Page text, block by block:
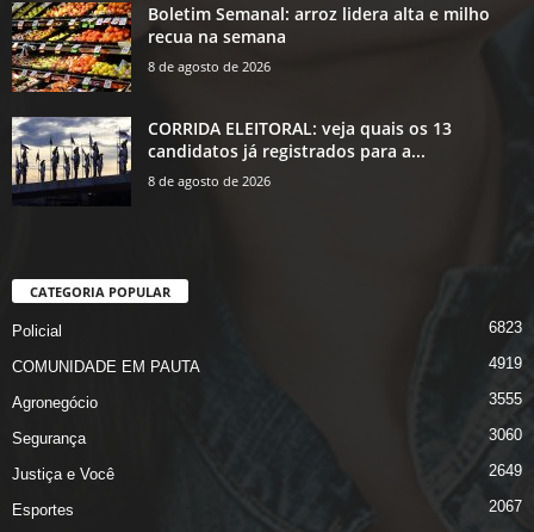
Boletim Semanal: arroz lidera alta e milho
recua na semana
8 de agosto de 2026
CORRIDA ELEITORAL: veja quais os 13
candidatos já registrados para a...
8 de agosto de 2026
CATEGORIA POPULAR
Policial 6823
COMUNIDADE EM PAUTA 4919
Agronegócio 3555
Segurança 3060
Justiça e Você 2649
Esportes 2067